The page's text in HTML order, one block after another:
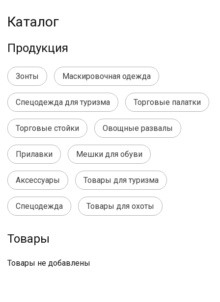
Каталог
Продукция
Зонты Маскировочная одежда
Спецодежда для туризма Торговые палатки
Торговые стойки Овощные развалы
Прилавки Мешки для обуви
Аксессуары Товары для туризма
Спецодежда Товары для охоты
Товары
Товары не добавлены